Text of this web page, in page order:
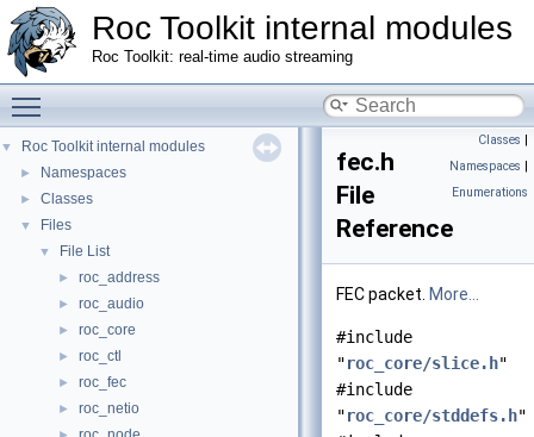
Roc Toolkit internal modules
Roc Toolkit: real-time audio streaming
▼ Roc Toolkit internal modules
► Namespaces
► Classes
▼ Files
▼ File List
► roc_address
► roc_audio
► roc_core
► roc_ctl
► roc_fec
► roc_netio
Classes |
Namespaces |
Enumerations
fec.h
File
Reference
FEC packet. More...
#include
"roc_core/slice.h"
#include
"roc_core/stddefs.h"